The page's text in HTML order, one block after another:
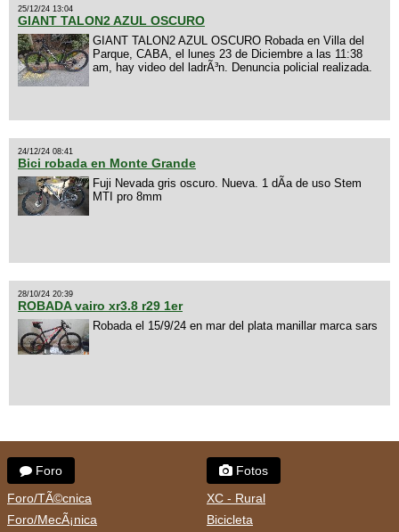
25/12/24 13:04
GIANT TALON2 AZUL OSCURO
GIANT TALON2 AZUL OSCURO Robada en Villa del
Parque, CABA, el lunes 23 de Diciembre a las 11:38
am, hay video del ladrÃ³n. Denuncia policial realizada.
24/12/24 08:41
Bici robada en Monte Grande
Fuji Nevada gris oscuro. Nueva. 1 dÃ­a de uso Stem
MTI pro 8mm
28/10/24 20:39
ROBADA vairo xr3.8 r29 1er
Robada el 15/9/24 en mar del plata manillar marca sars
Foro
Foro/TÃ©cnica
Foro/MecÃ¡nica
Fotos
XC - Rural
Bicicleta